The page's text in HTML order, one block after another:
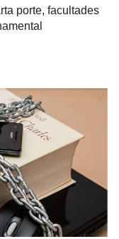
porte, facultades